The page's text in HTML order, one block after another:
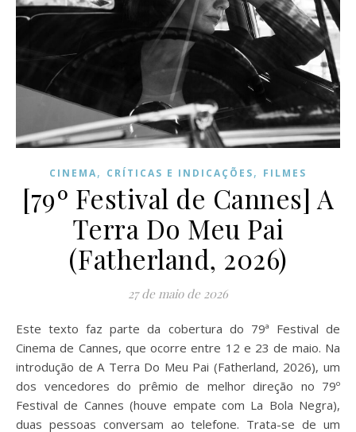
CINEMA, CRÍTICAS E INDICAÇÕES, FILMES
[79º Festival de Cannes] A
Terra Do Meu Pai
(Fatherland, 2026)
27 de maio de 2026
Este texto faz parte da cobertura do 79ª Festival de
Cinema de Cannes, que ocorre entre 12 e 23 de maio. Na
introdução de A Terra Do Meu Pai (Fatherland, 2026), um
dos vencedores do prêmio de melhor direção no 79º
Festival de Cannes (houve empate com La Bola Negra),
duas pessoas conversam ao telefone. Trata-se de um